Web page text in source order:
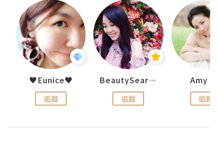
♥Eunice♥
追蹤
BeautySearch
追蹤
Amy
追蹤